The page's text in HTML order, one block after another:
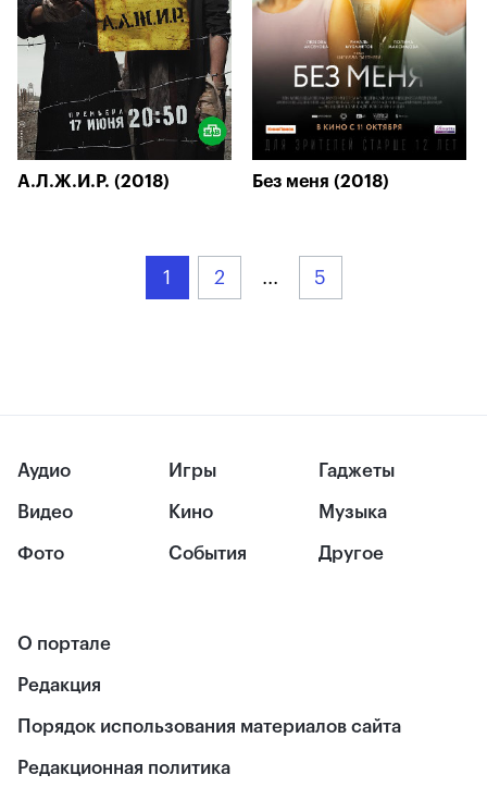
А.Л.Ж.И.Р. (2018) Без меня (2018)
1 2 ... 5
Аудио
Видео
Фото
Игры
Кино
События
Гаджеты
Музыка
Другое
О портале
Редакция
Порядок использования материалов сайта
Редакционная политика